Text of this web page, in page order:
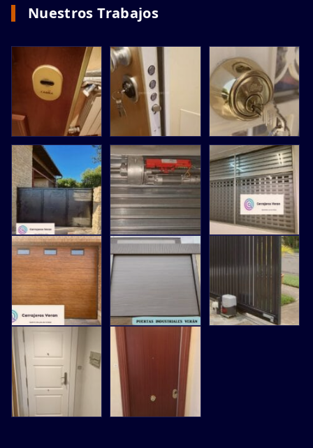
Nuestros Trabajos